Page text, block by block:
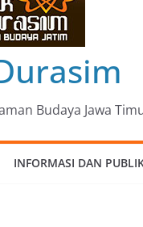
Budaya Jawa
INFORMASI DAN